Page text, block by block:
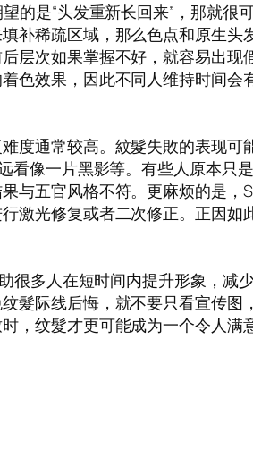
的是“头发重新长回来”，那就很
补稀疏区域，那么色点和原生头
层次如果掌握不好，就容易出现
色效果，因此不同人维持时间会
度通常较高。紋髮失敗的表现可
看像一片黑影等。有些人原本只
与五官风格不符。更麻烦的是，
激光修复或者二次修正。正因如
很多人在短时间内提升形象，减
髮际线后悔，就不要只看宣传图
，纹髮才更可能成为一个令人满